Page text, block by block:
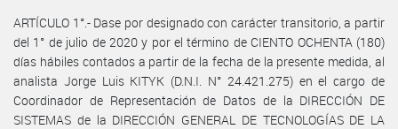
ARTÍCULO 1°.- Dase por designado con carácter transitorio, a partir
del 1° de julio de 2020 y por el término de CIENTO OCHENTA (180)
días hábiles contados a partir de la fecha de la presente medida, al
analista Jorge Luis KITYK (D.N.I. N° 24.421.275) en el cargo de
Coordinador de Representación de Datos de la DIRECCIÓN DE
SISTEMAS de la DIRECCIÓN GENERAL DE TECNOLOGÍAS DE LA